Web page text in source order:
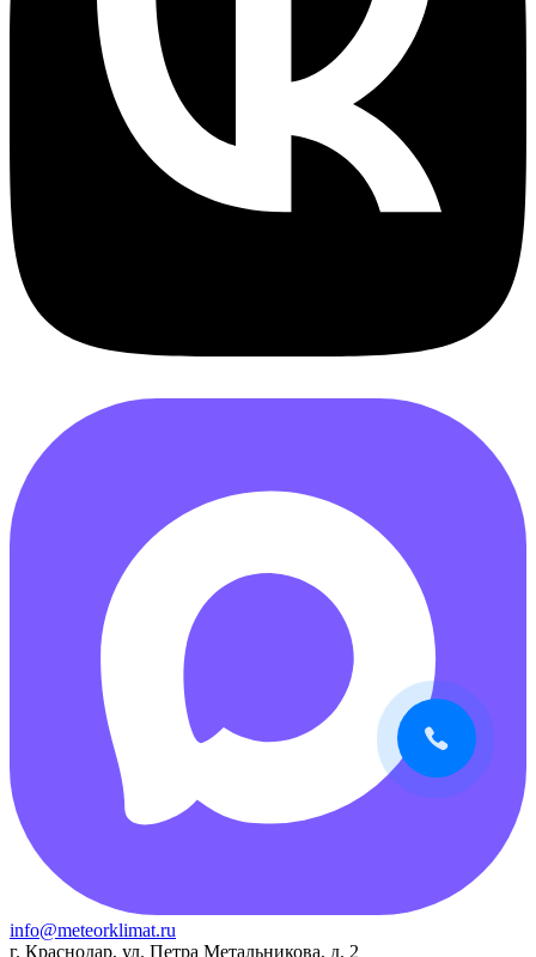
info@meteorklimat.ru
г. Краснодар, ул. Петра Метальникова, д. 2